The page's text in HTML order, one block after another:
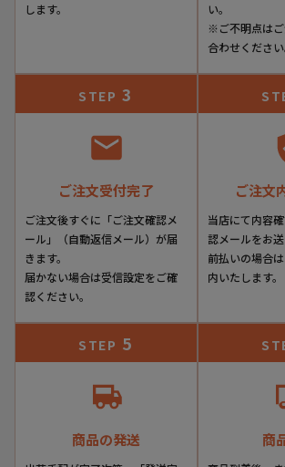
当店は実店舗との同時運営のため、試着時
等があることがございます。その都度ケア
がございます。その際、基本的には、ご了
らの発送とさせていただいております。あ
ださいませ。
します。
い。
※ご不明点は
合わせください
STEP 3
ご注文受付完了
ご注文後すぐに「ご注文確認メ
ール」（自動返信メール）が届
きます。
届かない場合は受信設定をご確
認ください。
ご注文
当店にて内容
認メールをお送
前払いの場合
内いたします。
STEP 5
商品の発送 商